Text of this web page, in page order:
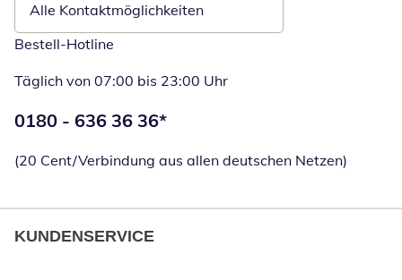
Alle Kontaktmöglichkeiten
Bestell-Hotline
Täglich von 07:00 bis 23:00 Uhr
Telefonnummer:
0180 - 636 36 36*
(20 Cent/Verbindung aus allen deutschen Netzen)
KUNDENSERVICE